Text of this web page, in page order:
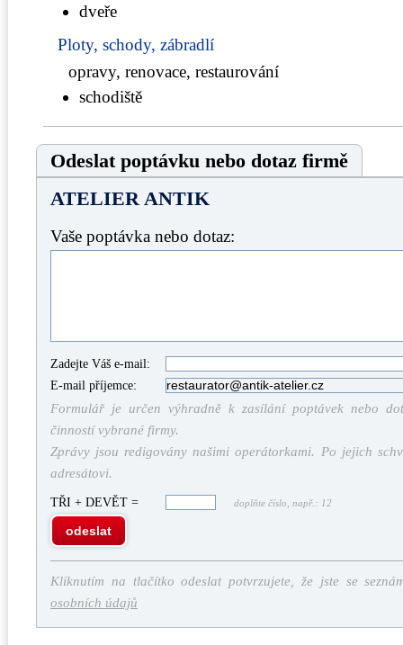
dveře
Ploty, schody, zábradlí
opravy, renovace, restaurování
schodiště
Odeslat poptávku nebo dotaz firmě
ATELIER ANTIK
Vaše poptávka nebo dotaz:
Zadejte Váš e-mail:
E-mail příjemce:
Formulář je určen výhradně k zasílání poptávek nebo
činností vybrané firmy.
Zprávy jsou redigovány našimi operátorkami. Po jejich
adresátovi.
TŘI + DEVĚT = doplňte číslo, např.: 12
odeslat
Kliknutím na tlačítko odeslat potvrzujete, že jste se
osobních údajů